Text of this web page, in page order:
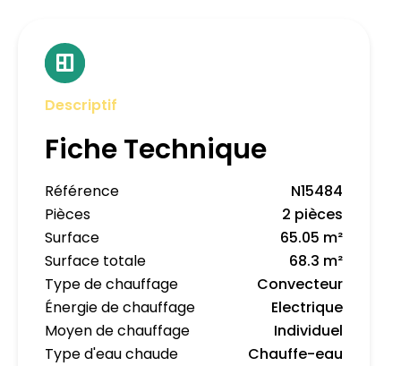
Descriptif
Fiche Technique
Référence
N15484
Pièces
2 pièces
Surface
65.05 m²
Surface totale
68.3 m²
Type de chauffage
Convecteur
Énergie de chauffage
Electrique
Moyen de chauffage
Individuel
Type d'eau chaude
Chauffe-eau